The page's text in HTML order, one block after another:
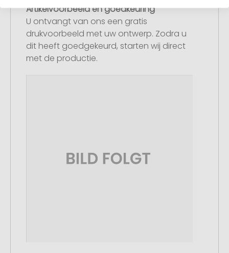
Artikelvoorbeeld en goedkeuring
U ontvangt van ons een gratis
drukvoorbeeld met uw ontwerp. Zodra u
dit heeft goedgekeurd, starten wij direct
met de productie.